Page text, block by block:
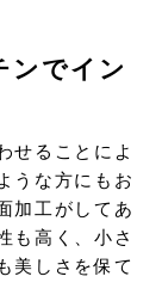
ンでイン
せることによ
うな方にもお
加工がしてあ
も高く、小さ
美しさを保て